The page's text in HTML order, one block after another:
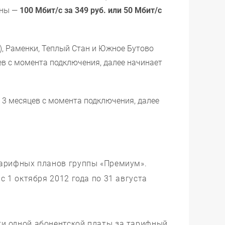
— 100 Мбит/с за 349 руб. или 50 Мбит/с
Раменки, Теплый Стан и Южное Бутово
с момента подключения, далее начинает
месяцев с момента подключения, далее
планов группы «Премиум».
октября 2012 года по 31 августа